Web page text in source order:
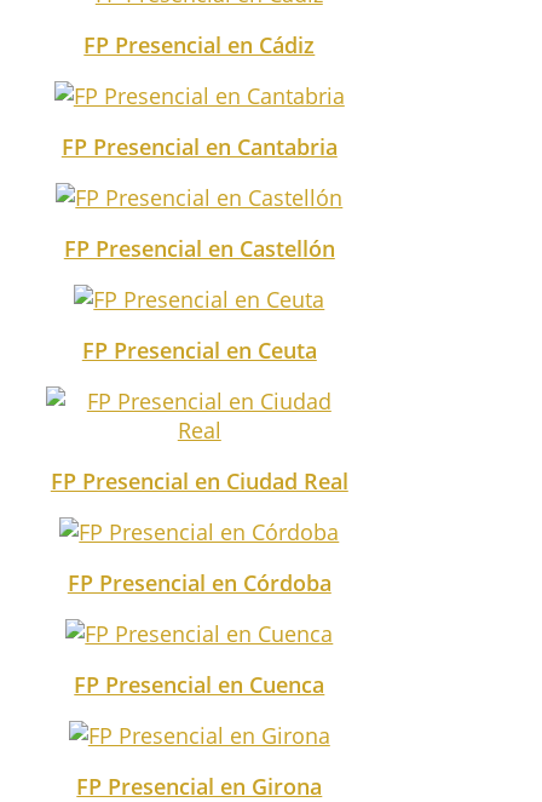
FP Presencial en Cádiz
FP Presencial en Cantabria
FP Presencial en Castellón
FP Presencial en Ceuta
FP Presencial en Ciudad Real
FP Presencial en Córdoba
FP Presencial en Cuenca
FP Presencial en Girona